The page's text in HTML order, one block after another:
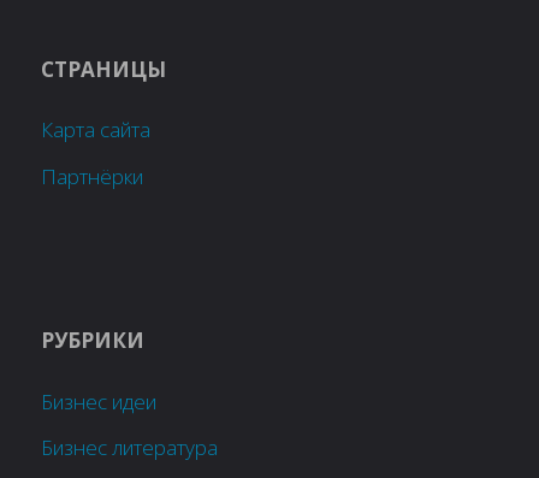
СТРАНИЦЫ
Карта сайта
Партнёрки
РУБРИКИ
Бизнес идеи
Бизнес литература